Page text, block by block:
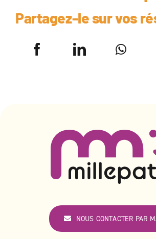
Partagez-le sur vos
NOUS CONTACTER PAR